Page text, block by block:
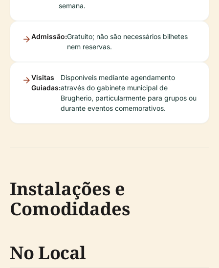
semana.
Admissão:Gratuito; não são necessários bilhetes
nem reservas.
Visitas
Guiadas:
Disponíveis mediante agendamento
através do gabinete municipal de
Brugherio, particularmente para grupos ou
durante eventos comemorativos.
Instalações e
Comodidades
No Local